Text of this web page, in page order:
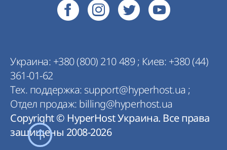
Украина: +380 (800) 210 489; Киев: +380 (44)
361-01-62
Тех. поддержка: support@hyperhost.ua ;
Отдел продаж: billing@hyperhost.ua
Copyright © HyperHost Украина. Все права
защищены 2008-2026